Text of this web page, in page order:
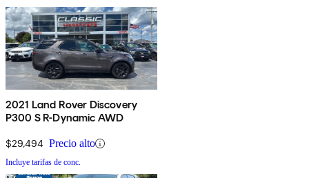
2021 Land Rover Discovery
P300 S R-Dynamic AWD
$29,494 Precio alto
Incluye tarifas de conc.